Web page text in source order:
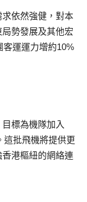
依然強健，對本
勢發展及其他宏
客運運力增約10%
標為機隊加入
這批飛機將提供更
港樞紐的網絡連